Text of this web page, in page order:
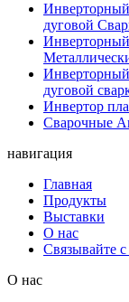
дуговой
Инверторный
дуговой
Инвертор
Сварочные
навигация
Главная
Продукты
Выставки
О нас
Связывайте
О нас